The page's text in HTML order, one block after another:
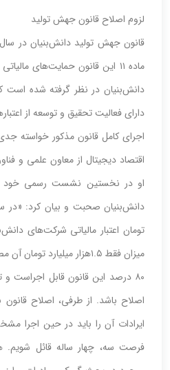
لزوم اصلاح قانون جهش تولید
ماده ۱۱ این قانون حمایت‌های
دانش‌بنیان در نظر گرفته شده
دارای فعالیت تحقیق و توسعه از
اجرای کامل قانون مذکور خواسته
اقتصاد دیجیتال از معاون علمی و
او در نخستین نشست رسمی خود
تومان اعتبار مالیاتی شرکت‌های
میزان فقط ۱.۵هزار میلیارد تومان آن مصرف شده است.
اصلاح باشد. از طرفی، اصلاح
ایرادات آن را باید در حین اجرا
فرصت سه، چهار ساله قائل